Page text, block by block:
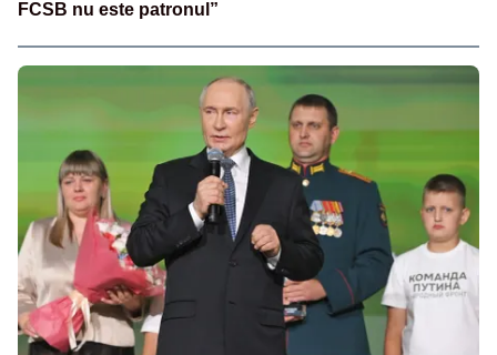
FCSB nu este patronul”